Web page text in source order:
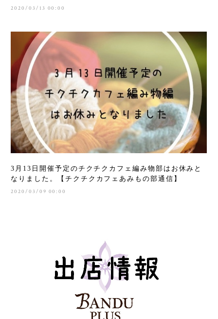
2020/03/13 00:00
3月13日開催予定のチクチクカフェ編み物部はお休みと
なりました。【チクチクカフェあみもの部通信】
2020/03/09 00:00